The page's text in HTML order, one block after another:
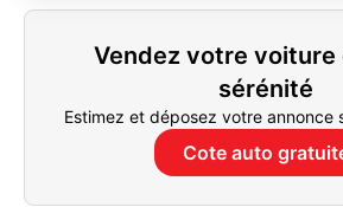
Vendez votre voiture
sérénité
Estimez et déposez votre annonce
Cote auto